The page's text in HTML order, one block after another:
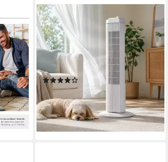
bei dir
KUMTEL
Standventilator
3 Geschwindigkeitsstufen
50 W Leistung
Manuell, Drehregler Bedienung
79,99 € 140,00 €
-43%
lieferbar - in 7-9 Werktagen bei dir